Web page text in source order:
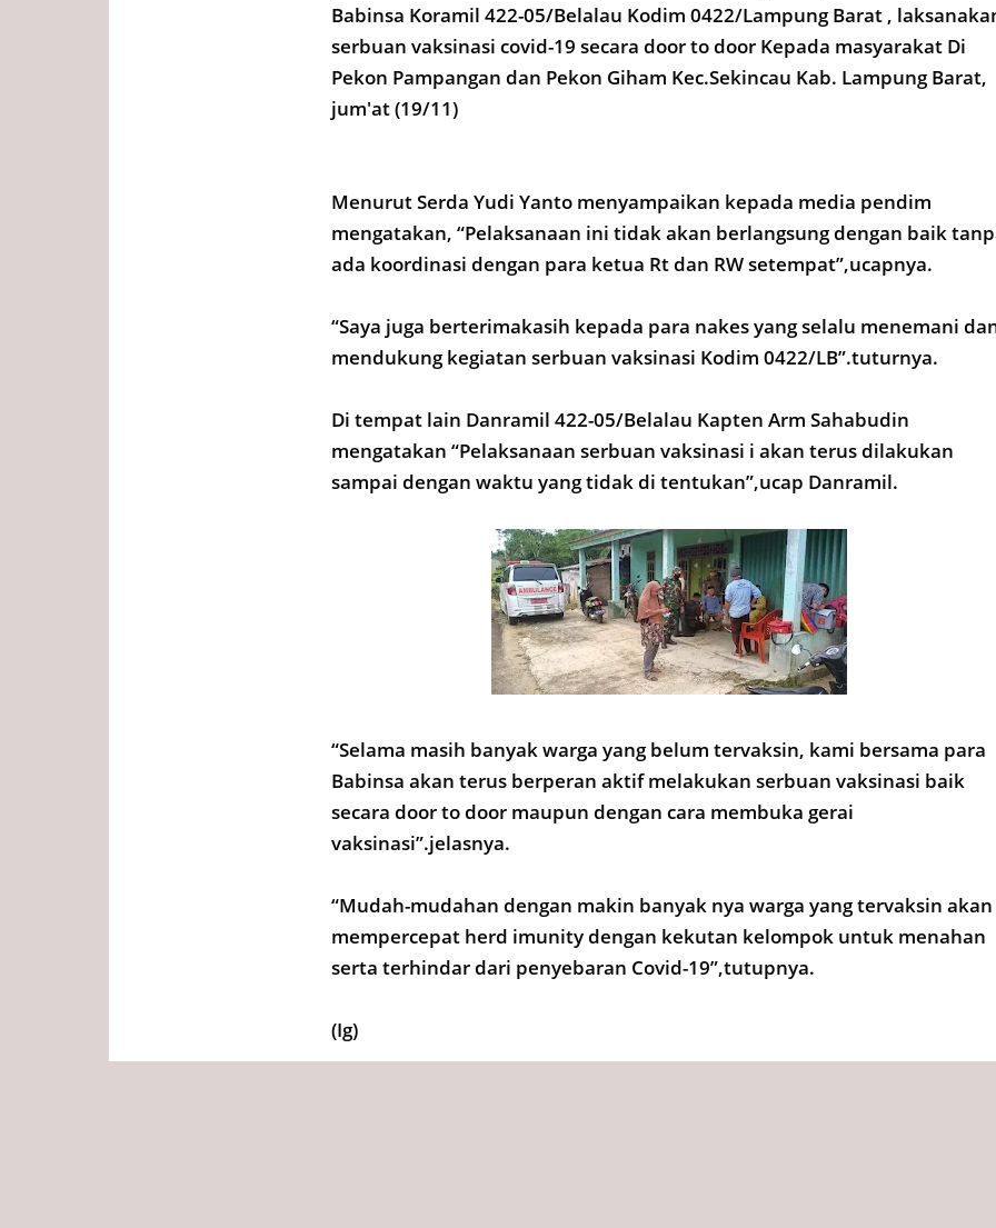
Babinsa Koramil 422-05/Belalau Kodim 0422/Lampung Barat ,
serbuan vaksinasi covid-19 secara door to door Kepada masyarakat Di
Pekon Pampangan dan Pekon Giham Kec.Sekincau Kab. Lampung Barat,
jum'at (19/11)
Menurut Serda Yudi Yanto menyampaikan kepada media pendim
mengatakan, “Pelaksanaan ini tidak akan berlangsung dengan baik
ada koordinasi dengan para ketua Rt dan RW setempat”,ucapnya.
“Saya juga berterimakasih kepada para nakes yang selalu menemani
mendukung kegiatan serbuan vaksinasi Kodim 0422/LB”.tuturnya.
Di tempat lain Danramil 422-05/Belalau Kapten Arm Sahabudin
mengatakan “Pelaksanaan serbuan vaksinasi i akan terus dilakukan
sampai dengan waktu yang tidak di tentukan”,ucap Danramil.
“Selama masih banyak warga yang belum tervaksin, kami bersama para
Babinsa akan terus berperan aktif melakukan serbuan vaksinasi baik
secara door to door maupun dengan cara membuka gerai
vaksinasi”.jelasnya.
“Mudah-mudahan dengan makin banyak nya warga yang tervaksin akan
mempercepat herd imunity dengan kekutan kelompok untuk menahan
serta terhindar dari penyebaran Covid-19”,tutupnya.
(Ig)